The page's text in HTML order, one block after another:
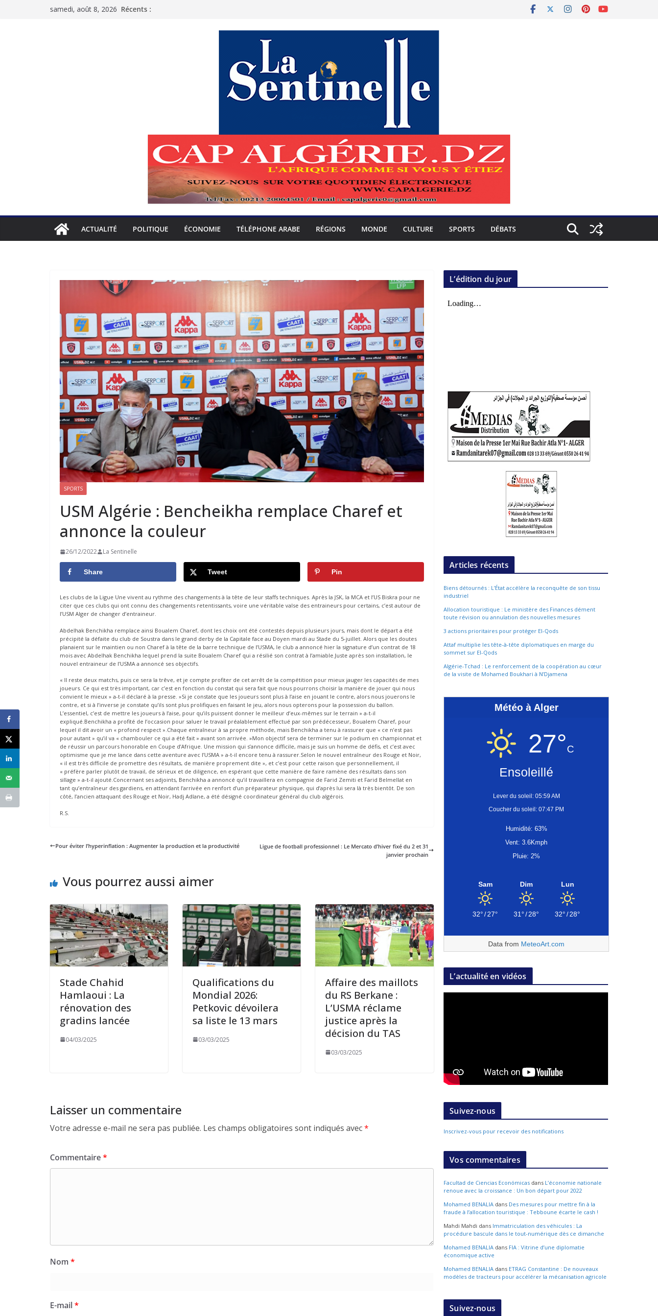
samedi, août 8, 2026 Récents :
ACTUALITÉ POLITIQUE ÉCONOMIE TÉLÉPHONE ARABE RÉGIONS MONDE CULTURE SPORTS DÉBATS
SPORTS
USM Algérie : Bencheikha remplace Charef et
annonce la couleur
26/12/2022 La Sentinelle
Share Tweet Pin
Les clubs de la Ligue Une vivent au rythme des changements à la tête de leur staffs techniques. Après la JSK, la MCA et l’US Biskra pour ne
citer que ces clubs qui ont connu des changements retentissants, voire une véritable valse des entraineurs pour certains, c’est autour de
l’USM Alger de changer d’entraineur.
Abdelhak Benchikha remplace ainsi Boualem Charef, dont les choix ont été contestés depuis plusieurs jours, mais dont le départ a été
précipité la défaite du club de Soustra dans le grand derby de la Capitale face au Doyen mardi au Stade du 5-juillet. Alors que les doutes
planaient sur le maintien ou non Charef à la tête de la barre technique de l’USMA, le club a annoncé hier la signature d’un contrat de 18
mois avec Abdelhak Benchikha lequel prend la suite Boualem Charef qui a résilié son contrat à l’amiable.Juste après son installation, le
nouvel entraineur de l’USMA a annoncé ses objectifs.
« Il reste deux matchs, puis ce sera la trêve, et je compte profiter de cet arrêt de la compétition pour mieux jauger les capacités de mes
joueurs. Ce qui est très important, car c’est en fonction du constat qui sera fait que nous pourrons choisir la manière de jouer qui nous
convient le mieux » a-t-il déclaré à la presse. »Si je constate que les joueurs sont plus à l’aise en jouant le contre, alors nous jouerons le
contre, et si à l’inverse je constate qu’ils sont plus prolifiques en faisant le jeu, alors nous opterons pour la possession du ballon.
L’essentiel, c’est de mettre les joueurs à l’aise, pour qu’ils puissent donner le meilleur d’eux-mêmes sur le terrain » a-t-il
expliqué.Benchikha a profité de l’occasion pour saluer le travail préalablement effectué par son prédécesseur, Boualem Charef, pour
lequel il dit avoir un « profond respect ».Chaque entraîneur à sa propre méthode, mais Benchikha a tenu à rassurer que « ce n’est pas
pour autant » qu’il va « chambouler ce qui a été fait » avant son arrivée. »Mon objectif sera de terminer sur le podium en championnat et
de réussir un parcours honorable en Coupe d’Afrique. Une mission qui s’annonce difficile, mais je suis un homme de défis, et c’est avec
optimisme que je me lance dans cette aventure avec l’USMA » a-t-il encore tenu à rassurer.Selon le nouvel entraîneur des Rouge et Noir,
« il est très difficile de promettre des résultats, de manière proprement dite », et c’est pour cette raison que personnellement, il
« préfère parler plutôt de travail, de sérieux et de diligence, en espérant que cette manière de faire ramène des résultats dans son
sillage » a-t-il ajouté.Concernant ses adjoints, Benchikha a annoncé qu’il travaillera en compagnie de Farid Zemiti et Farid Belmellat en
tant qu’entraîneur des gardiens, en attendant l’arrivée en renfort d’un préparateur physique, qui d’après lui sera là très bientôt. De son
côté, l’ancien attaquant des Rouge et Noir, Hadj Adlane, a été désigné coordinateur général du club algérois.
R.S.
Pour éviter l’hyperinflation : Augmenter la production et la productivité
Ligue de football professionnel : Le Mercato d’hiver fixé du 2 et 31
janvier prochain
Vous pourrez aussi aimer
Stade Chahid
Hamlaoui : La
rénovation des
gradins lancée
04/03/2025
Qualifications du
Mondial 2026:
Petkovic dévoilera
sa liste le 13 mars
03/03/2025
Affaire des maillots
du RS Berkane :
L’USMA réclame
justice après la
décision du TAS
03/03/2025
Laisser un commentaire
Votre adresse e-mail ne sera pas publiée. Les champs obligatoires sont indiqués avec*
Commentaire*
Nom *
E-mail*
L’édition du jour
Articles récents
Biens détournés : L’État accélère la reconquête de son tissu
industriel
Allocation touristique : Le ministère des Finances dément
toute révision ou annulation des nouvelles mesures
3 actions prioritaires pour protéger El-Qods
Attaf multiplie les tête-à-tête diplomatiques en marge du
sommet sur El-Qods
Algérie-Tchad : Le renforcement de la coopération au cœur
de la visite de Mohamed Boukhari à N’Djamena
Météo à Alger
27°C
Ensoleillé
Lever du soleil: 05:59 AM
Coucher du soleil: 07:47 PM
Humidité: 63%
Vent: 3.6Kmph
Pluie: 2%
Sam
32°/27°
Dim
31°/28°
Lun
32°/28°
Data from MeteoArt.com
L’actualité en vidéos
Suivez-nous
Inscrivez-vous pour recevoir des notifications
Vos commentaires
Facultad de Ciencias Económicas dans L’économie nationale
renoue avec la croissance : Un bon départ pour 2022
Mohamed BENALIA dans Des mesures pour mettre fin à la
fraude à l’allocation touristique : Tebboune écarte le cash !
Mahdi Mahdi dans Immatriculation des véhicules : La
procédure bascule dans le tout-numérique dès ce dimanche
Mohamed BENALIA dans FIA : Vitrine d’une diplomatie
économique active
Mohamed BENALIA dans ETRAG Constantine : De nouveaux
modèles de tracteurs pour accélérer la mécanisation agricole
Suivez-nous